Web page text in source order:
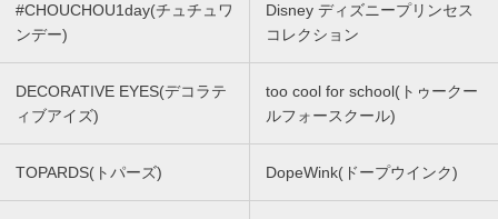
#CHOUCHOU1day(チュチュワ
ンデー)
Disney ディズニープリンセス
コレクション
DECORATIVE EYES(デコラテ
ィブアイズ)
too cool for school(トゥークー
ルフォースクール)
TOPARDS(トパーズ) DopeWink(ドープウインク)